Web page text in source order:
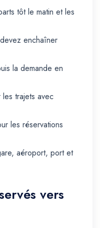
tôt le matin et les
enchaîner
la demande en
trajets avec
les réservations
aéroport, port et
vers